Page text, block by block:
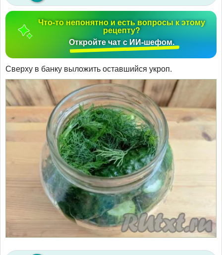
Что-то непонятно и есть вопросы к этому
рецепту?
Откройте чат с ИИ-шефом.
Сверху в банку выложить оставшийся укроп.